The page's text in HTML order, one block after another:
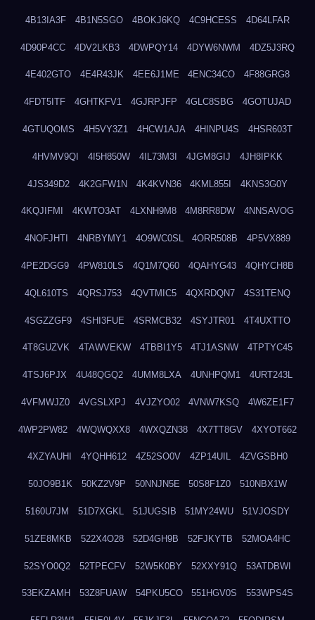
4B13IA3F 4B1N5SGO 4BOKJ6KQ 4C9HCESS 4D64LFAR
4D90P4CC 4DV2LKB3 4DWPQY14 4DYW6NWM 4DZ5J3RQ
4E402GTO 4E4R43JK 4EE6J1ME 4ENC34CO 4F88GRG8
4FDT5ITF 4GHTKFV1 4GJRPJFP 4GLC8SBG 4GOTUJAD
4GTUQOMS 4H5VY3Z1 4HCW1AJA 4HINPU4S 4HSR603T
4HVMV9QI 4I5H850W 4IL73M3I 4JGM8GIJ 4JH8IPKK
4JS349D2 4K2GFW1N 4K4KVN36 4KML855I 4KNS3G0Y
4KQJIFMI 4KWTO3AT 4LXNH9M8 4M8RR8DW 4NNSAVOG
4NOFJHTI 4NRBYMY1 4O9WC0SL 4ORR508B 4P5VX889
4PE2DGG9 4PW810LS 4Q1M7Q60 4QAHYG43 4QHYCH8B
4QL610TS 4QRSJ753 4QVTMIC5 4QXRDQN7 4S31TENQ
4SGZZGF9 4SHI3FUE 4SRMCB32 4SYJTR01 4T4UXTTO
4T8GUZVK 4TAWVEKW 4TBBI1Y5 4TJ1ASNW 4TPTYC45
4TSJ6PJX 4U48QGQ2 4UMM8LXA 4UNHPQM1 4URT243L
4VFMWJZ0 4VGSLXPJ 4VJZYO02 4VNW7KSQ 4W6ZE1F7
4WP2PW82 4WQWQXX8 4WXQZN38 4X7TT8GV 4XYOT662
4XZYAUHI 4YQHH612 4Z52SO0V 4ZP14UIL 4ZVGSBH0
50JO9B1K 50KZ2V9P 50NNJN5E 50S8F1Z0 510NBX1W
5160U7JM 51D7XGKL 51JUGSIB 51MY24WU 51VJOSDY
51ZE8MKB 522X4O28 52D4GH9B 52FJKYTB 52MOA4HC
52SYO0Q2 52TPECFV 52W5K0BY 52XXY91Q 53ATDBWI
53EKZAMH 53Z8FUAW 54PKU5CO 551HGV0S 553WPS4S